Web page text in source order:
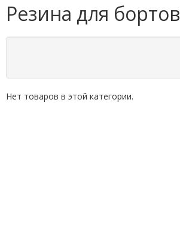
Резина для бортов
Нет товаров в этой категории.